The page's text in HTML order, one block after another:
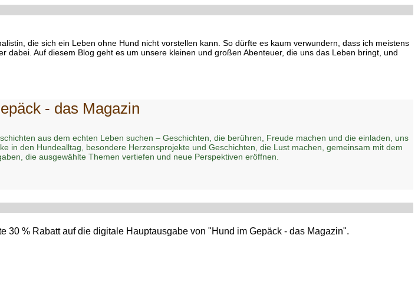
die sich ein Leben ohne Hund nicht vorstellen kann. So dürfte es kaum verwundern, dass ich meistens
Auf diesem Blog geht es um unsere kleinen und großen Abenteuer, die uns das Leben bringt, und
- das Magazin
aus dem echten Leben suchen – Geschichten, die berühren, Freude machen und die einladen, uns
in den Hundealltag, besondere Herzensprojekte und Geschichten, die Lust machen, gemeinsam mit dem
die ausgewählte Themen vertiefen und neue Perspektiven eröffnen.
% Rabatt auf die digitale Hauptausgabe von "Hund im Gepäck - das Magazin".